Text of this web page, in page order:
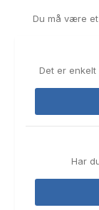
Du må være
Det er
Har